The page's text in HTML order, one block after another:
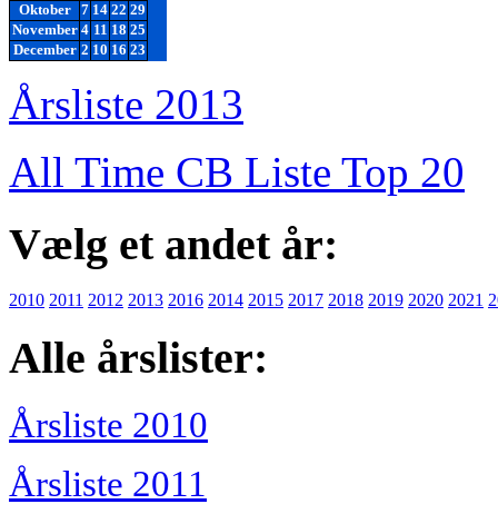
Oktober 7 14 22 29
November 4 11 18 25
December 2 10 16 23
Årsliste 2013
All Time CB Liste Top 20
Vælg et andet år:
2010 2011 2012 2013 2016 2014 2015 2017 2018 2019 2020 2021
Alle årslister:
Årsliste 2010
Årsliste 2011